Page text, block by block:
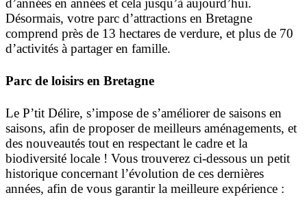
Désormais, votre parc d’attractions en Bretagne
comprend près de 13 hectares de verdure, et plus de 70
d’activités à partager en famille.
Parc de loisirs en Bretagne
Le P’tit Délire, s’impose de s’améliorer de saisons en
saisons, afin de proposer de meilleurs aménagements, et
des nouveautés tout en respectant le cadre et la
biodiversité locale ! Vous trouverez ci-dessous un petit
historique concernant l’évolution de ces dernières
années, afin de vous garantir la meilleure expérience :